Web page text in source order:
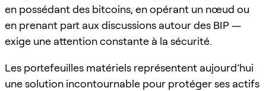
en possédant des bitcoins, en opérant un nœud ou
en prenant part aux discussions autour des BIP —
exige une attention constante à la sécurité.
Les portefeuilles matériels représentent aujourd’hui
une solution incontournable pour protéger ses actifs